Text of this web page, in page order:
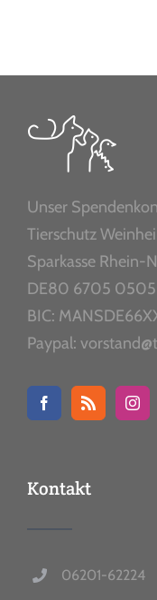
Unser
Tierschutz
Sparkasse Rhein-
DE80 6705
BIC:
Paypal:
Kontakt
06201-62224